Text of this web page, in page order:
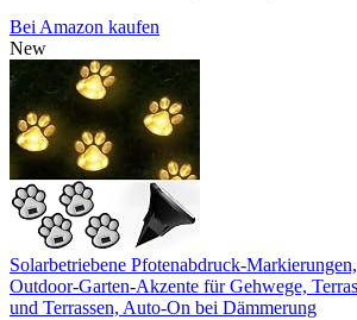
Bei Amazon kaufen
New
Solarbetriebene Pfotenabdruck-
Outdoor-Garten-Akzente für Gehwege,
und Terrassen, Auto-On bei Dämmerung